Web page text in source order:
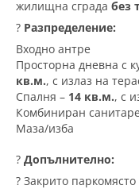
жилищна сграда без
? Разпределение:
Входно антре
Просторна дневна с
кв.м., с излаз на
Спалня – 14 кв.м., с
Комбиниран
Маза/изба
? Допълнително:
? Закрито паркомясто